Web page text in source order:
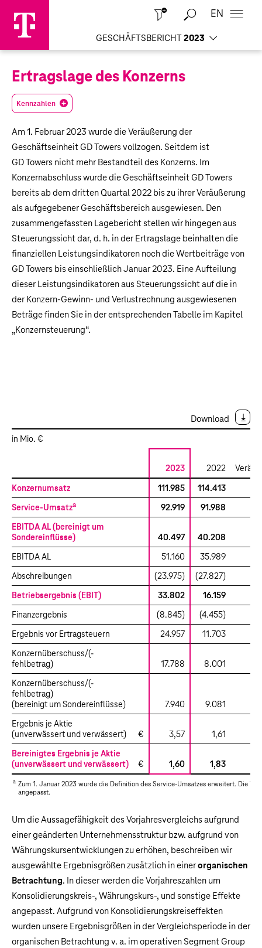
Schließen
EN
GESCHÄFTSBERICHT 2023
Ertragslage des Konzerns
Kennzahlen
Am 1. Februar 2023 wurde die Veräußerung der
Geschäftseinheit GD Towers vollzogen. Seitdem ist
GD Towers nicht mehr Bestandteil des Konzerns. Im
Konzernabschluss wurde die Geschäftseinheit GD Towers
bereits ab dem dritten Quartal 2022 bis zu ihrer Veräußerung
als aufgegebener Geschäftsbereich ausgewiesen. Den
zusammengefassten Lagebericht stellen wir hingegen aus
Steuerungssicht dar, d. h. in der Ertragslage beinhalten die
finanziellen Leistungsindikatoren noch die Wertbeiträge von
GD Towers bis einschließlich Januar 2023. Eine Aufteilung
dieser Leistungsindikatoren aus Steuerungssicht auf die in
der Konzern-Gewinn- und Verlustrechnung ausgewiesenen
Beträge finden Sie in der entsprechenden Tabelle im Kapitel
„Konzernsteuerung“.
Download
in Mio. €
2023 2022
Konzernumsatz 111.985 114.413
Service-Umsatza 92.919 91.988
EBITDA AL (bereinigt um
Sondereinflüsse)
40.497 40.208
EBITDA AL 51.160 35.989
Abschreibungen (23.975) (27.827)
Betriebsergebnis (EBIT) 33.802 16.159
Finanzergebnis (8.845) (4.455)
Ergebnis vor Ertragsteuern 24.957 11.703
Konzernüberschuss/(-
fehlbetrag)
17.788 8.001
Konzernüberschuss/(-
fehlbetrag)
(bereinigt um Sondereinflüsse)
7.940 9.081
Ergebnis je Aktie
(unverwässert und verwässert)
€ 3,57 1,61
Bereinigtes Ergebnis je Aktie
(unverwässert und verwässert)
€ 1,60 1,83
a Zum 1. Januar 2023 wurde die Definition des Service-Umsatzes erweitert. Die
angepasst.
Um die Aussagefähigkeit des Vorjahresvergleichs aufgrund
einer geänderten Unternehmensstruktur bzw. aufgrund von
Währungskursentwicklungen zu erhöhen, beschreiben wir
ausgewählte Ergebnisgrößen zusätzlich in einerorganischen
Betrachtung. In dieser werden die Vorjahreszahlen um
Konsolidierungskreis-, Währungskurs-, und sonstige Effekte
angepasst. Aufgrund von Konsolidierungskreiseffekten
wurden unsere Ergebnisgrößen in der Vergleichsperiode in der
organischen Betrachtung v. a. im operativen Segment Group